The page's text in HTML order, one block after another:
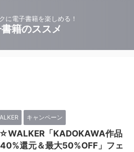
に電子書籍を楽しめる！
籍のススメ
キャンペーン
「KADOKAWA作品
還元＆最大50%OFF」フェ